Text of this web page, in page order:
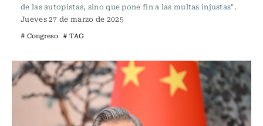
de las autopistas, sino que pone fin a las multas injustas".
Jueves 27 de marzo de 2025
# Congreso # TAG